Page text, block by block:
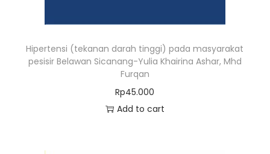
Hipertensi (tekanan darah tinggi) pada masyarakat
pesisir Belawan Sicanang-Yulia Khairina Ashar, Mhd
Furqan
Rp45.000
Add to cart